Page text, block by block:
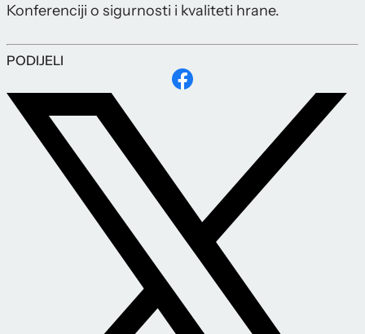
Konferenciji o sigurnosti i kvaliteti hrane.
PODIJELI